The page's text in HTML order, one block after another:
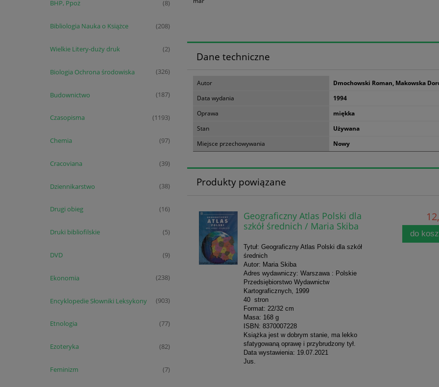
BHP, Ppoż (8)
Bibliologia Nauka o Książce (208)
Wielkie Litery-duży druk (2)
Biologia Ochrona środowiska (326)
Budownictwo (187)
Czasopisma (1193)
Chemia (97)
Cracoviana (39)
Dziennikarstwo (38)
Drugi obieg (16)
Druki bibliofilskie (5)
DVD (9)
Ekonomia (238)
Encyklopedie Słowniki Leksykony (903)
Etnologia (77)
Ezoteryka (82)
Feminizm (7)
Dane techniczne
Autor
Dmochowski Roman, Makowska
Data wydania
1994
Oprawa
miękka
Stan
Używana
Miejsce przechowywania
Nowy
Produkty powiązane
Geograficzny Atlas Polski dla
szkół średnich / Maria Skiba
Tytuł: Geograficzny Atlas Polski dla szkół
średnich
Autor: Maria Skiba
Adres wydawniczy: Warszawa : Polskie
Przedsiębiorstwo Wydawnictw
Kartograficznych, 1999
40 stron
Format: 22/32 cm
Masa: 168 g
ISBN: 8370007228
Książka jest w dobrym stanie, ma lekko
sfatygowaną oprawę i przybrudzony tył.
Data wystawienia: 19.07.2021
Jus.
do